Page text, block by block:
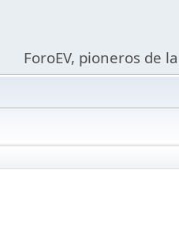
ForoEV, pioneros de